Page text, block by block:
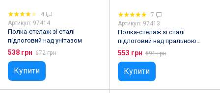
4
Артикул: 97414
Полка-стелаж зі сталі
підлоговий над унітазом
538 грн 672 грн
Купити
7
Артикул: 97413
Полка-стелаж зі сталі
підлоговий над пральною
машиною LAUNDRY RACK TW-
553 грн 691 грн
Купити